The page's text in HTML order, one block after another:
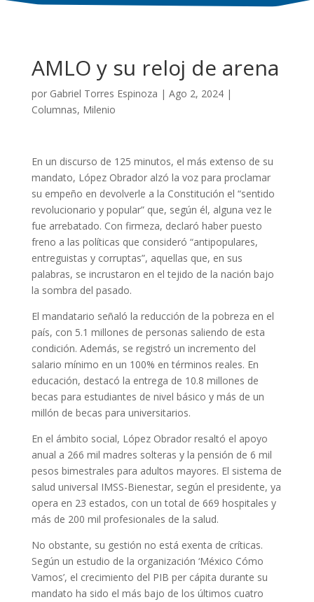
AMLO y su reloj de arena
por Gabriel Torres Espinoza | Ago 2, 2024|
Columnas, Milenio
En un discurso de 125 minutos, el más extenso de su
mandato, López Obrador alzó la voz para proclamar
su empeño en devolverle a la Constitución el “sentido
revolucionario y popular” que, según él, alguna vez le
fue arrebatado. Con firmeza, declaró haber puesto
freno a las políticas que consideró “antipopulares,
entreguistas y corruptas”, aquellas que, en sus
palabras, se incrustaron en el tejido de la nación bajo
la sombra del pasado.
El mandatario señaló la reducción de la pobreza en el
país, con 5.1 millones de personas saliendo de esta
condición. Además, se registró un incremento del
salario mínimo en un 100% en términos reales. En
educación, destacó la entrega de 10.8 millones de
becas para estudiantes de nivel básico y más de un
millón de becas para universitarios.
En el ámbito social, López Obrador resaltó el apoyo
anual a 266 mil madres solteras y la pensión de 6 mil
pesos bimestrales para adultos mayores. El sistema de
salud universal IMSS-Bienestar, según el presidente, ya
opera en 23 estados, con un total de 669 hospitales y
más de 200 mil profesionales de la salud.
No obstante, su gestión no está exenta de críticas.
Según un estudio de la organización ‘México Cómo
Vamos’, el crecimiento del PIB per cápita durante su
mandato ha sido el más bajo de los últimos cuatro